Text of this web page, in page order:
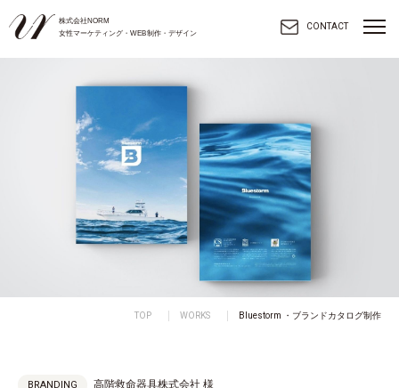
株式会社NORM
女性マーケティング・WEB制作・デザイン
CONTACT
TOP WORKS Bluestorm ・ブランドカタログ制作
BRANDING 高階救命器具株式会社 様